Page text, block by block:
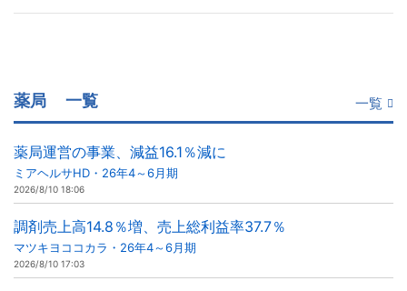
薬局 一覧 一覧
薬局運営の事業、減益16.1％減に
ミアヘルサHD・26年4～6月期
2026/8/10 18:06
調剤売上高14.8％増、売上総利益率37.7％
マツキヨココカラ・26年4～6月期
2026/8/10 17:03